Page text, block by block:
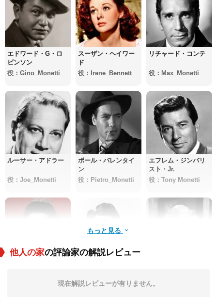
エドワード・G・ロ
ビンソン
役：Gino_Monetti
スーザン・ヘイワー
ド
役：Irene_Bennett
リチャード・コンテ
役：Max_Monetti
ルーサー・アドラー
役：Joe_Monetti
ポール・バレンタイ
ン
役：Pietro_Monetti
エフレム・ジンバリ
スト・Jr.
役：Tony Monetti
役：Maria Domenic
役：Helena Domeni
役：Theresa Monetti
もっと見る
他人の家の評論家の解説レビュー
現在解説レビューが有りません。